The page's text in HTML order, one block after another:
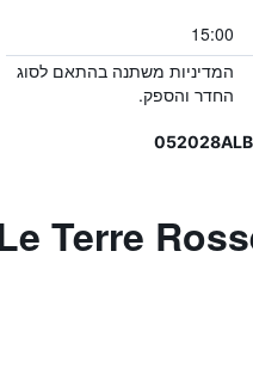
15:00
המדיניות משתנה בהתאם לסוג
החדר והספק.